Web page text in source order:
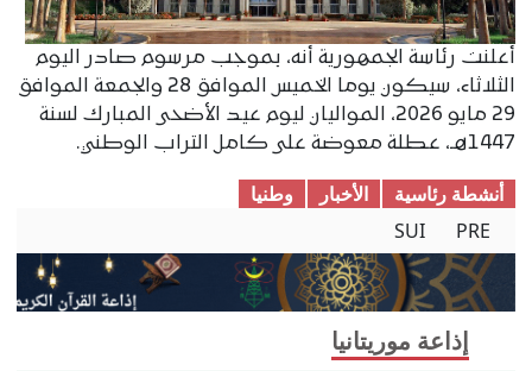
أعلنت رئاسة الجمهورية أنه، بموجب مرسوم صادر اليوم
الثلاثاء، سيكون يوما الخميس الموافق 28 والجمعة الموافق
29 مايو 2026، المواليان ليوم عيد الأضحى المبارك لسنة
1447هـ، عطلة معوضة على كامل التراب الوطني.
أنشطة رئاسية الأخبار
وطنیا
PRE
SUI
إذاعة موريتانيا